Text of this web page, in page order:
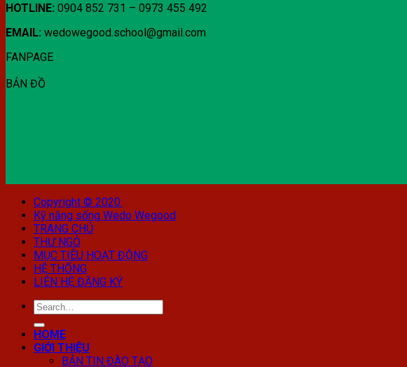
HOTLINE: 0904 852 731 – 0973 455 492
EMAIL: wedowegood.school@gmail.com
FANPAGE
BẢN ĐỒ
Copyright © 2020.
Kỹ năng sống Wedo Wegood
TRANG CHỦ
THƯ NGỎ
MỤC TIÊU HOẠT ĐỘNG
HỆ THỐNG
LIÊN HỆ ĐĂNG KÝ
HOME
GIỚI THIỆU
BẢN TIN ĐÀO TẠO